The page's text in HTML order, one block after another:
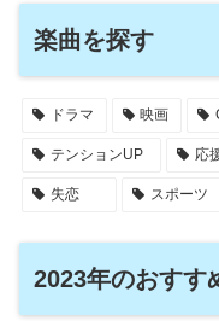
楽曲を探す
ドラマ 映画
テンションUP 応
失恋 スポーツ
2023年のおすす